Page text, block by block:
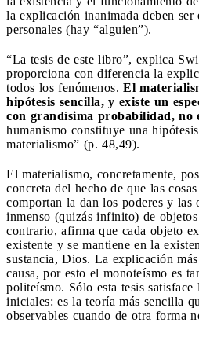
la explicación inanimada deben ser
personales (hay “alguien”).
“La tesis de este libro”, explica
proporciona con diferencia la
todos los fenómenos. El
hipótesis sencilla, y existe un
con grandísima probabilidad, no
humanismo constituye una
materialismo” (p. 48,49).
El materialismo, concretamente,
concreta del hecho de que las
comportan la dan los poderes y las
inmenso (quizás infinito) de
contrario, afirma que cada objeto
existente y se mantiene en la
sustancia, Dios. La explicación
causa, por esto el monoteísmo es
politeísmo. Sólo esta tesis
iniciales: es la teoría más sencilla
observables cuando de otra forma